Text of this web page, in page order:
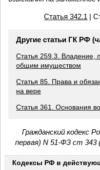
Статья 342.1 |
Другие статьи ГК РФ
Статья 259.3. Владение,
общим имуществом
Статья 85. Права и
на вере
Статья 361. Основания
Гражданский кодекс
первая) N 51-ФЗ ст 343
Кодексы РФ в